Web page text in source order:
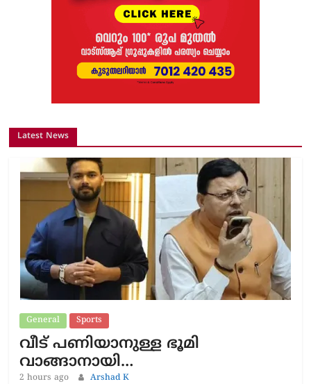
Latest News
General Sports
വീട് പണിയാനുള്ള ഭൂമി
വാങ്ങാനായി…
2 hours ago Arshad K